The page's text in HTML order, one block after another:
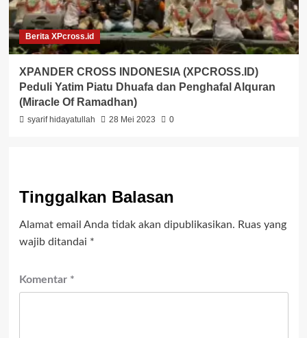
Berita XPcross.id
XPANDER CROSS INDONESIA (XPCROSS.ID)
Peduli Yatim Piatu Dhuafa dan Penghafal Alquran
(Miracle Of Ramadhan)
syarif hidayatullah 28 Mei 2023 0
Tinggalkan Balasan
Alamat email Anda tidak akan dipublikasikan. Ruas yang
wajib ditandai *
Komentar *